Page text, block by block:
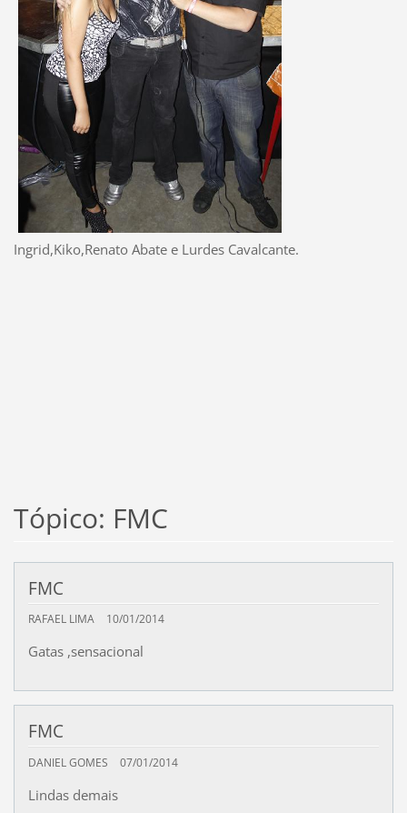
Ingrid,Kiko,Renato Abate e Lurdes Cavalcante.
Tópico: FMC
FMC
RAFAEL LIMA 10/01/2014
Gatas ,sensacional
FMC
DANIEL GOMES 07/01/2014
Lindas demais